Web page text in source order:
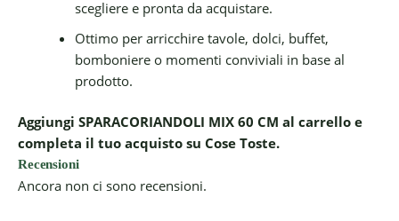
scegliere e pronta da acquistare.
Ottimo per arricchire tavole, dolci, buffet,
bomboniere o momenti conviviali in base al
prodotto.
Aggiungi SPARACORIANDOLI MIX 60 CM al carrello e
completa il tuo acquisto su Cose Toste.
Recensioni
Ancora non ci sono recensioni.